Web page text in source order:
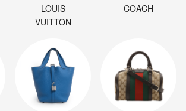
LOUIS
VUITTON
COACH